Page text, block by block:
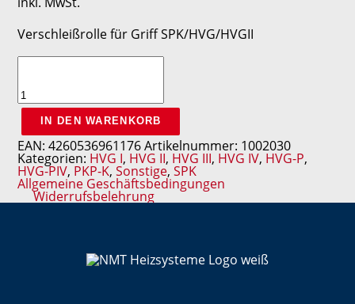
Verschleißrolle für Griff SPK/HVG/HVGII
Verschleißrolle
Griff
SPK/HVG/HVGII
MengeIN DEN WARENKORB
EAN:4260536961176 Artikelnummer: 1002030
Kategorien: HVG I, HVG II, HVG III, HVG IV, HVG-P,
HVG-PIV, PKP-K,Sonstige,SPK
Allgemeine Geschäftsbedingungen
Widerrufsbelehrung